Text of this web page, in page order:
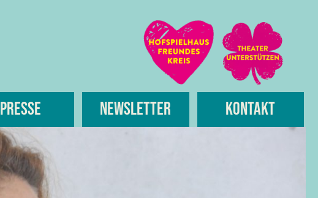
Presse Newsletter Kontakt